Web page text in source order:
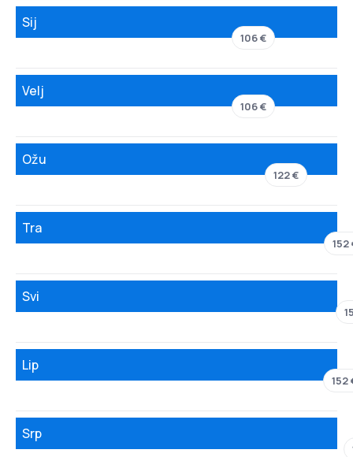
Sij
106 €
Velj
106 €
Ožu
122 €
Tra
152
Svi
Lip
152
Srp